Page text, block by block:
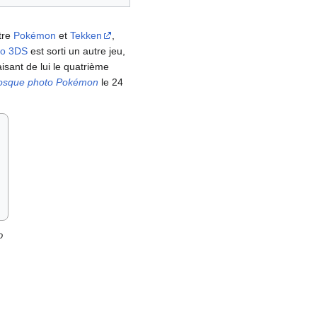
Pokémon et Tekken
3DS est sorti un autre jeu,
de lui le quatrième
photo Pokémon le 24